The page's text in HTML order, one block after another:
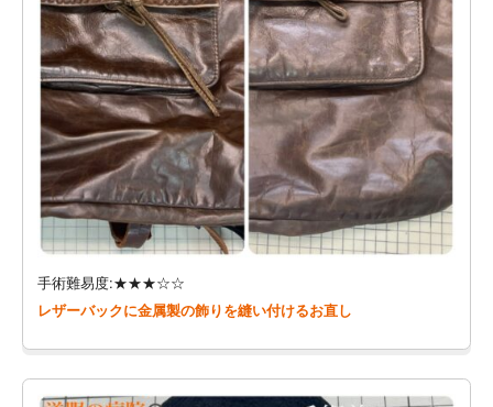
手術難易度:★★★☆☆
レザーバックに金属製の飾りを縫い付けるお直し